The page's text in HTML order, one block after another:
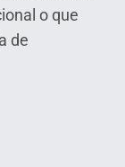
o que
de